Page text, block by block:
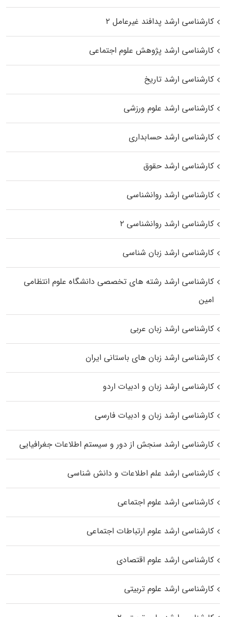
کارشناسی ارشد پدافند غیرعامل ۲
کارشناسی ارشد پژوهش علوم اجتماعی
کارشناسی ارشد تاریخ
کارشناسی ارشد علوم ورزشی
کارشناسی ارشد حسابداری
کارشناسی ارشد حقوق
کارشناسی ارشد روانشناسی
کارشناسی ارشد روانشناسی ۲
کارشناسی ارشد زبان شناسی
کارشناسی ارشد رﺷﺘﻪ ﻫﺎی تخصصی داﻧﺸﮕﺎه ﻋﻠﻮم انتظامی
اﻣﻴﻦ
کارشناسی ارشد زبان عربی
کارشناسی ارشد زبان‌ های باستانی ایران
کارشناسی ارشد زبان و ادبیات اردو
کارشناسی ارشد زبان و ادبیات فارسی
کارشناسی ارشد سنجش از دور و سیستم اطلاعات جغرافیایی
کارشناسی ارشد علم اطلاعات و دانش شناسی
کارشناسی ارشد علوم اجتماعی
کارشناسی ارشد علوم ارتباطات اجتماعی
کارشناسی ارشد علوم اقتصادی
کارشناسی ارشد علوم تربیتی